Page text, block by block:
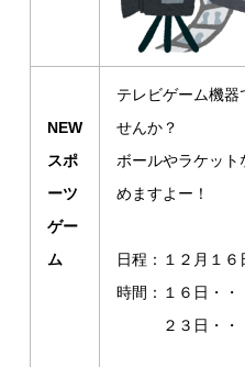
NEW
スポ
ーツ
ゲー
ム
テレビゲーム機器
せんか？
ボールやラケット
めますよー！
日程：１２月１６
時間：１６日・
２３日・・・